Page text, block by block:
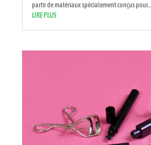
partir de matériaux spécialement conçus pour...
LIRE PLUS